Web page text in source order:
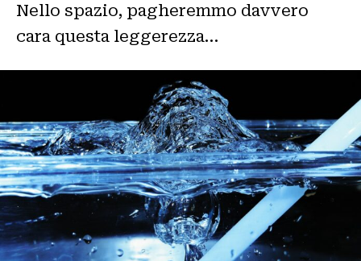
Nello spazio, pagheremmo davvero
cara questa leggerezza…